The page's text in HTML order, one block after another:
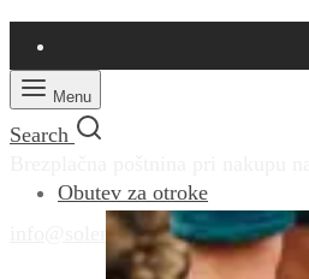
info@solemio.si |+386 41 431
Menu
Search
Obutev za otroke